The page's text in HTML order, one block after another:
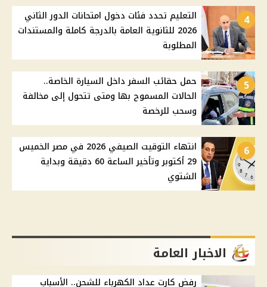
4
التعليم تحدد فئات دخول امتحانات الدور الثاني
2026 للثانوية العامة بالدرجة كاملة والمستندات
المطلوبة
5
حمل حقائب السفر داخل السيارة الخاصة..
الحالات المسموح بها ومتى تتحول إلى مخالفة
وسحب للرخصة
6
انتهاء التوقيت الصيفي 2026 في مصر الخميس
29 أكتوبر وتأخير الساعة 60 دقيقة وبداية
الشتوي
الاخبار العامة
رفض كارت عداد الكهرباء للشحن.. الأسباب